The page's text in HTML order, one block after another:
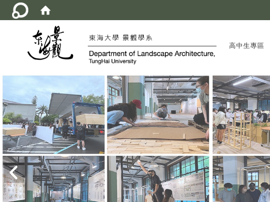
高中生專區